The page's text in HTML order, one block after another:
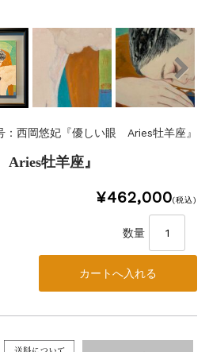
：西岡悠妃『優しい眼 Aries牡羊座』
牡羊座』
¥462,000(税込)
数量